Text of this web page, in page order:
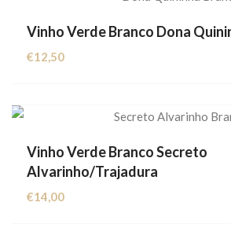
Vinho Verde Branco Dona
€12,50
Vinho Verde Branco Secreto
Alvarinho/Trajadura
€14,00